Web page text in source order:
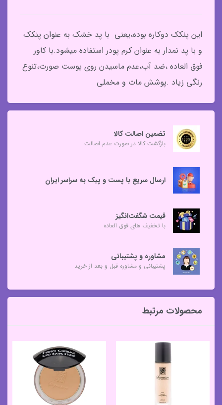
این پنکک دوکاره بوده،یعنی با پد خشک به عنوان پنکک
و با پد نمدار به عنوان کرم پودر استفاده میشود.با کاور
فوق العاده ،ضد آب،عدم ماسیدن روی پوست صورت،تنوع
رنگی زیاد .پوشش مات و مخملی
تضمین اصالت کالا
بازگشت کالا در صورت عدم اصالت
ارسال سریع با پست و پیک به سراسر ایران
قیمت شگفت‌انگیز
با تخفیف های فوق العاده
مشاوره و پشتیبانی
پشتیبانی و مشاوره قبل و بعد از خرید
محصولات مرتبط